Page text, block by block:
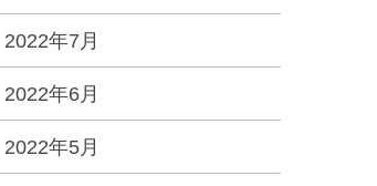
2022年7月
2022年6月
2022年5月